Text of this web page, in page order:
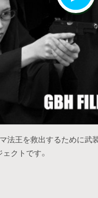
法王を救出するために武
クトです。